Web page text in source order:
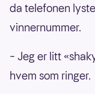
da telefonen
vinnernummer.
– Jeg er litt
hvem som ringer.